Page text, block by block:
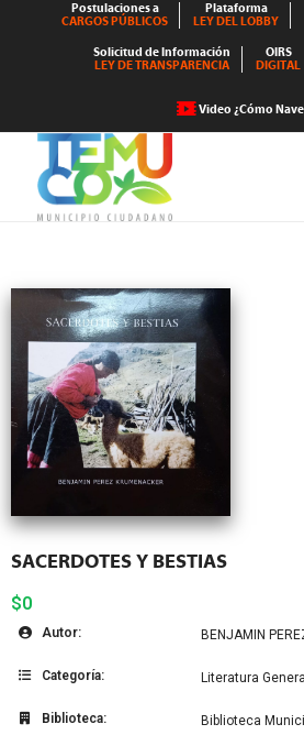
Postulaciones a
CARGOS PÚBLICOS
Plataforma
LEY DEL LOBBY
Solicitud de Información
LEY DE TRANSPARENCIA
OIRS
DIGITAL
Video ¿Cómo
SACERDOTES Y BESTIAS
$0
Autor: BENJAMIN
Categoría: Literatura General
Biblioteca: Biblioteca